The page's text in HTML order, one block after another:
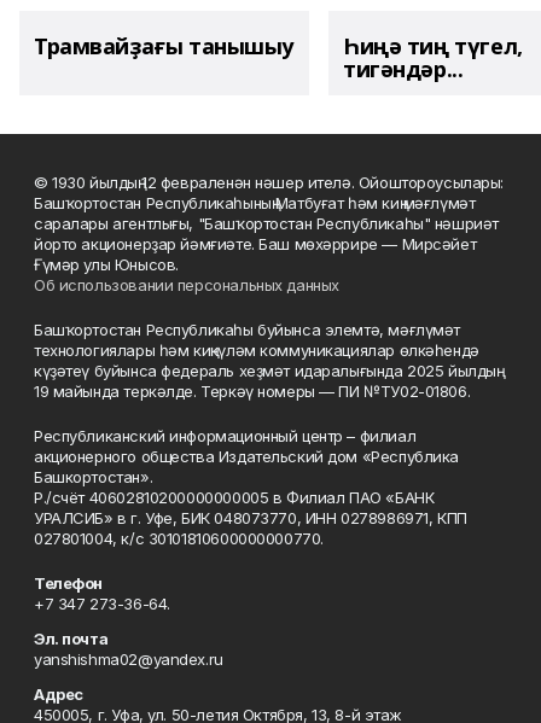
Трамвайҙағы танышыу Һиңә тиң түгел,
тигәндәр...
© 1930 йылдың 12 февраленән нәшер ителә. Ойоштороусылары:
Башҡортостан Республикаһының Матбуғат һәм киң мәғлүмәт
саралары агентлығы, "Башҡортостан Республикаһы" нәшриәт
йорто акционерҙар йәмғиәте. Баш мөхәррире — Мирсәйет
Ғүмәр улы Юнысов.
Об использовании персональных данных
Башҡортостан Республикаһы буйынса элемтә, мәғлүмәт
технологиялары һәм киңкүләм коммуникациялар өлкәһендә
күҙәтеү буйынса федераль хеҙмәт идаралығында 2025 йылдың
19 майында теркәлде. Теркәү номеры — ПИ №ТУ02-01806.
Республиканский информационный центр – филиал
акционерного общества Издательский дом «Республика
Башкортостан».
Р./счёт 40602810200000000005 в Филиал ПАО «БАНК
УРАЛСИБ» в г. Уфе, БИК 048073770, ИНН 0278986971, КПП
027801004, к/с 30101810600000000770.
Телефон
+7 347 273-36-64.
Эл. почта
yanshishma02@yandex.ru
Адрес
450005, г. Уфа, ул. 50-летия Октября, 13, 8-й этаж